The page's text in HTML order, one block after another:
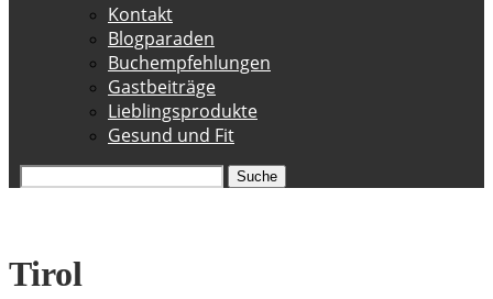
Kontakt
Blogparaden
Buchempfehlungen
Gastbeiträge
Lieblingsprodukte
Gesund und Fit
Suche
Tirol